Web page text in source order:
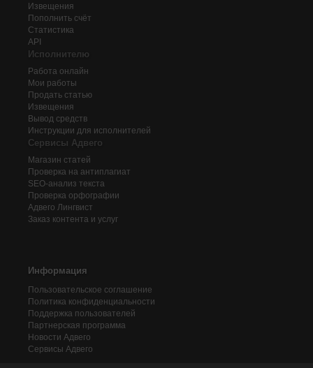
Извещения
Пополнить счёт
Статистика
API
Исполнителю
Работа онлайн
Мои работы
Продать статью
Извещения
Вывод средств
Инструкции для исполнителей
Сервисы Адвего
Магазин статей
Проверка на антиплагиат
SEO-анализ текста
Проверка орфографии
Адвего Лингвист
Заказ контента и услуг
Информация
Пользовательское соглашение
Политика конфиденциальности
Поддержка пользователей
Партнерская программа
Новости Адвего
Сервисы Адвего